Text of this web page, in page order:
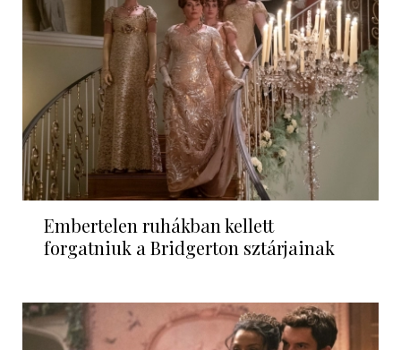
Embertelen ruhákban kellett
forgatniuk a Bridgerton sztárjainak